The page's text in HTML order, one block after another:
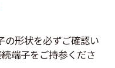
の形状を必ずご確認い
端子をご持参くださ